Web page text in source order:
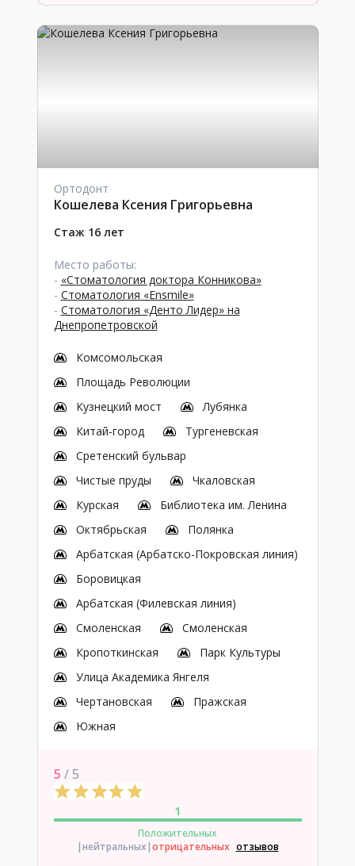
Ортодонт
Кошелева Ксения Григорьевна
Стаж 16 лет
Место работы:
- «Стоматология доктора Конникова»
- Стоматология «Ensmile»
- Стоматология «Денто Лидер» на
Днепропетровской
Комсомольская
Площадь Революции
Кузнецкий мост
Лубянка
Китай-город
Тургеневская
Сретенский бульвар
Чистые пруды
Чкаловская
Курская
Библиотека им. Ленина
Октябрьская
Полянка
Арбатская (Арбатско-Покровская линия)
Боровицкая
Арбатская (Филевская линия)
Смоленская
Смоленская
Кропоткинская
Парк Культуры
Улица Академика Янгеля
Чертановская
Пражская
Южная
5 / 5
1
Положительных
|нейтральных|отрицательных отзывов